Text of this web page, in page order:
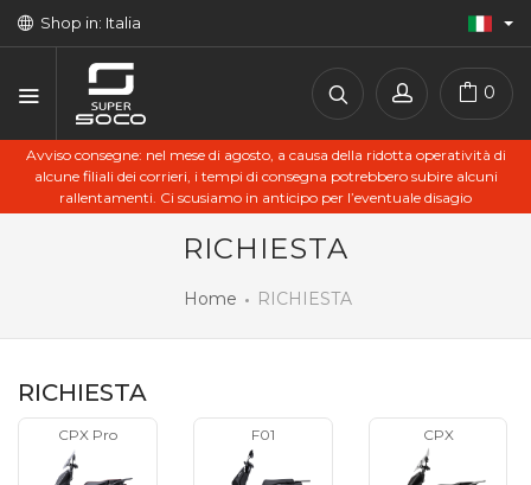
Shop in: Italia
0
Avviso consegne: nel mese di agosto, a causa della ridotta operatività di
alcune filiali dei corrieri, i tempi di consegna potrebbero subire alcuni
rallentamenti. Ci scusiamo in anticipo per l’eventuale disagio
RICHIESTA
Home RICHIESTA
RICHIESTA
CPX Pro F01 CPX